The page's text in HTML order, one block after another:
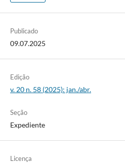
Publicado
09.07.2025
Edição
v. 20 n. 58 (2025): jan./abr.
Seção
Expediente
Licença